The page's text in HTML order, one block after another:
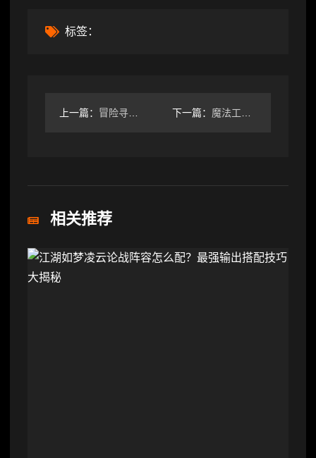
标签：
上一篇： 冒险寻宝然后打败魔王委托人物需求 下一篇： 魔法工艺魔法工艺 全怪物图鉴 遗迹之森④
相关推荐